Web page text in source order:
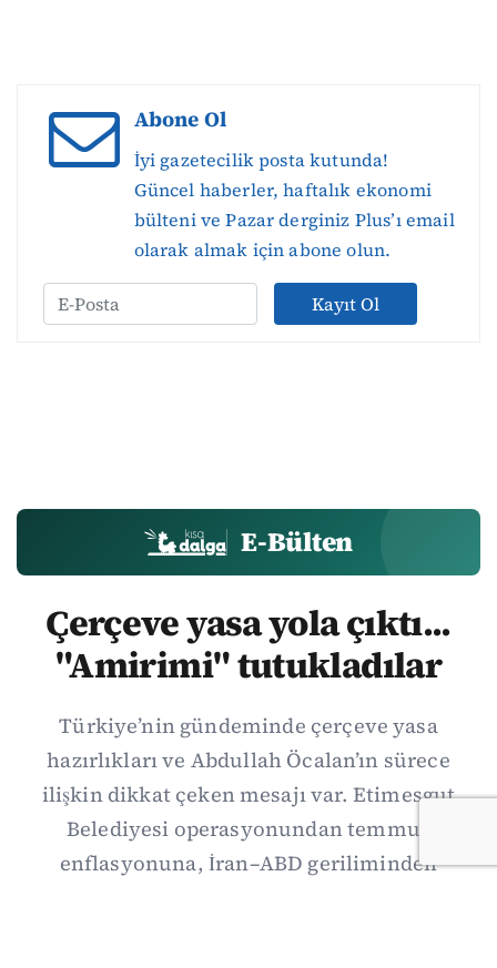
Abone Ol
İyi gazetecilik posta kutunda!
Güncel haberler, haftalık ekonomi
bülteni ve Pazar derginiz Plus’ı email
olarak almak için abone olun.
Kayıt Ol
E-Bülten
Çerçeve yasa yola çıktı...
"Amirimi" tutukladılar
Türkiye’nin gündeminde çerçeve yasa
hazırlıkları ve Abdullah Öcalan’ın sürece
ilişkin dikkat çeken mesajı var. Etimesgut
Belediyesi operasyonundan temmuz
enflasyonuna, İran–ABD geriliminden